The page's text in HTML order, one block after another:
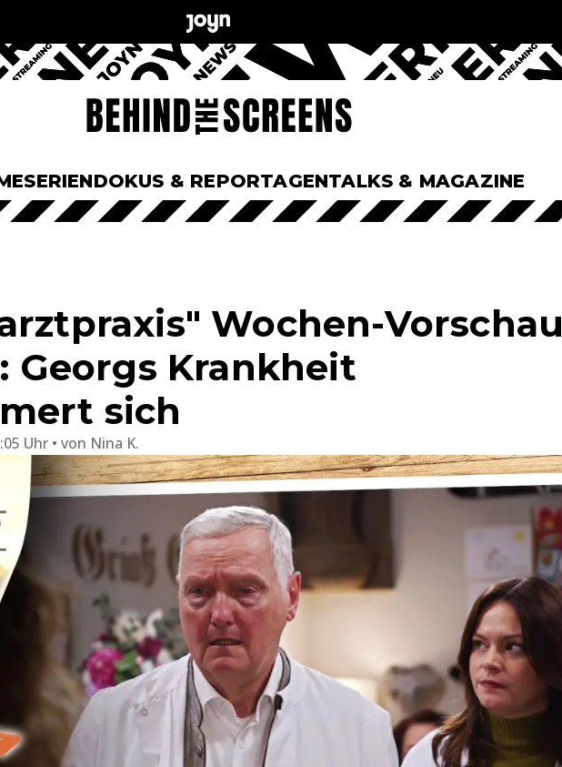
SERIENDOKUS & REPORTAGENTALKS & MAGAZINE
Wochen-Vorschau
Georgs Krankheit
sich
Uhr von Nina K.